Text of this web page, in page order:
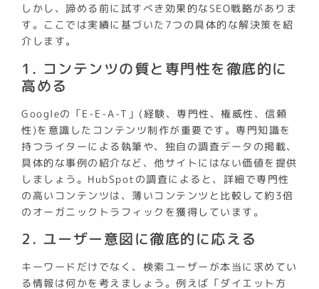
しかし、諦める前に試すべき効果的なSEO戦略がありま
す。ここでは実績に基づいた7つの具体的な解決策を紹
介します。
1. コンテンツの質と専門性を徹底的に
高める
Googleの「E-E-A-T」(経験、専門性、権威性、信頼
性)を意識したコンテンツ制作が重要です。専門知識を
持つライターによる執筆や、独自の調査データの掲載、
具体的な事例の紹介など、他サイトにはない価値を提供
しましょう。HubSpotの調査によると、詳細で専門性
の高いコンテンツは、薄いコンテンツと比較して約3倍
のオーガニックトラフィックを獲得しています。
2. ユーザー意図に徹底的に応える
キーワードだけでなく、検索ユーザーが本当に求めてい
る情報は何かを考えましょう。例えば「ダイエット方